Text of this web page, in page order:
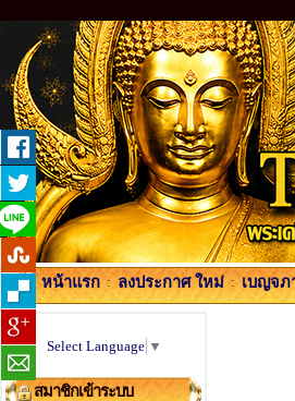
หน้าแรก : ลงประกาศ ใหม่ : เบญจภ
Select Language ▼
สมาชิกเข้าระบบ